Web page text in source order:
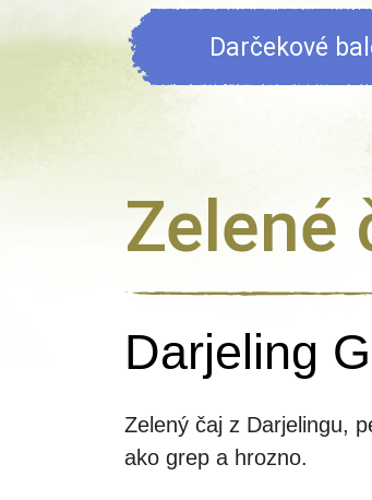
Darčekové
Zelené
Darjeling
Zelený čaj z Darjelingu,
ako grep a hrozno.